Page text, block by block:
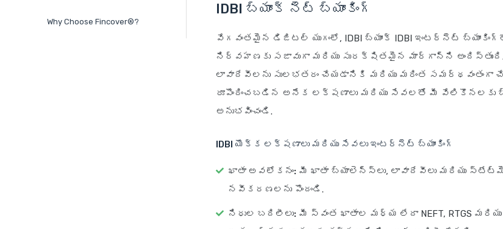
Why Choose Fincover®?
IDBI బ్యాంక్ నెట్ బ్యాంకింగ్
వేగవంతమైన డిజిటల్ యుగంలో, IDBI బ్యాంక్ IDBI ఇంటర్నెట్
నిర్వహణకు సజావుగా మరియు సురక్షితమైన మార్గాన్ని
లావాదేవీలను సులభతరం చేయడానికి మరియు మరింత సమర్థవంతంగా
రూపొందించబడిన అనేక లక్షణాలు మరియు సేవలతో మీ వేలికొనలకు
అనుభవించండి.
IDBI యొక్క లక్షణాలు మరియు సేవలు ఇంటర్నెట్ బ్యాంకింగ్
ఖాతా అవలోకనం: మీ ఖాతా బ్యాలెన్స్‌లు, లావాదేవీలు మరియు
నవీకరణలను పొందండి.
నిధుల బదిలీలు: మీ స్వంత ఖాతాల మధ్య లేదా NEFT, RTGS